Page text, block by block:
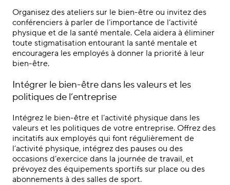
Organisez des ateliers sur le bien-être ou invitez des
conférenciers à parler de l’importance de l’activité
physique et de la santé mentale. Cela aidera à éliminer
toute stigmatisation entourant la santé mentale et
encouragera les employés à donner la priorité à leur
bien-être.
Intégrer le bien-être dans les valeurs et les
politiques de l’entreprise
Intégrez le bien-être et l’activité physique dans les
valeurs et les politiques de votre entreprise. Offrez des
incitatifs aux employés qui font régulièrement de
l’activité physique, intégrez des pauses ou des
occasions d’exercice dans la journée de travail, et
prévoyez des équipements sportifs sur place ou des
abonnements à des salles de sport.